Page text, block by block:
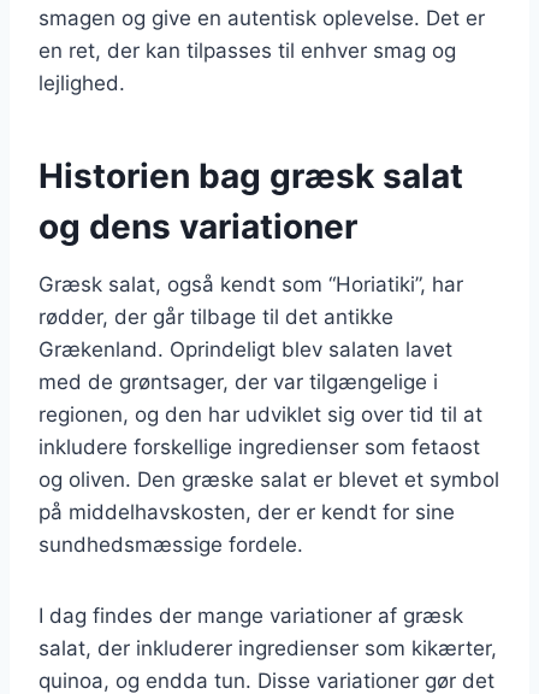
smagen og give en autentisk oplevelse. Det er
en ret, der kan tilpasses til enhver smag og
lejlighed.
Historien bag græsk salat
og dens variationer
Græsk salat, også kendt som “Horiatiki”, har
rødder, der går tilbage til det antikke
Grækenland. Oprindeligt blev salaten lavet
med de grøntsager, der var tilgængelige i
regionen, og den har udviklet sig over tid til at
inkludere forskellige ingredienser som fetaost
og oliven. Den græske salat er blevet et symbol
på middelhavskosten, der er kendt for sine
sundhedsmæssige fordele.
I dag findes der mange variationer af græsk
salat, der inkluderer ingredienser som kikærter,
quinoa, og endda tun. Disse variationer gør det